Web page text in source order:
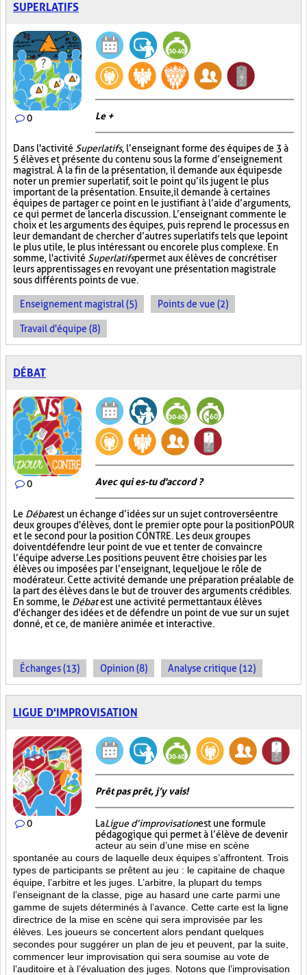
SUPERLATIFS
0 Le +
Dans l'activité Superlatifs, l’enseignant forme des équipes de 3 à
5 élèves et présente du contenu sous la forme d’enseignement
magistral. À la fin de la présentation, il demande aux équipes de
noter un premier superlatif, soit le point qu’ils jugent le plus
important de la présentation. Ensuite, il demande à certaines
équipes de partager ce point en le justifiant à l’aide d’arguments,
ce qui permet de lancer la discussion. L’enseignant commente le
choix et les arguments des équipes, puis reprend le processus en
leur demandant de chercher d’autres superlatifs tels que le point
le plus utile, le plus intéressant ou encore le plus complexe. En
somme, l'activité Superlatifspermet aux élèves de concrétiser
leurs apprentissages en revoyant une présentation magistrale
sous différents points de vue.
Enseignement magistral (5) Points de vue (2)
Travail d'équipe (8)
DÉBAT
0 Avec qui es-tu d'accord ?
Le Débatest un échange d’idées sur un sujet controversé entre
deux groupes d'élèves, dont le premier opte pour la position POUR
et le second pour la position CONTRE. Les deux groupes
doivent défendre leur point de vue et tenter de convaincre
l’équipe adverse. Les positions peuvent être choisies par les
élèves ou imposées par l’enseignant, lequel joue le rôle de
modérateur. Cette activité demande une préparation préalable de
la part des élèves dans le but de trouver des arguments crédibles.
En somme, le Débatest une activité permettant aux élèves
d'échanger des idées et de défendre un point de vue sur un sujet
donné, et ce, de manière animée et interactive.
Échanges (13) Opinion (8) Analyse critique (12)
LIGUE D'IMPROVISATION
0
Prêt pas prêt, j’y vais!
LaLigue d’improvisationest une formule
pédagogique qui permet à l’élève de devenir
acteur au sein d’une mise en scène
spontanée au cours de laquelle deux équipes s’affrontent. Trois
types de participants se prêtent au jeu : le capitaine de chaque
équipe, l’arbitre et les juges. L’arbitre, la plupart du temps
l’enseignant de la classe, pige au hasard une carte parmi une
gamme de sujets déterminés à l’avance. Cette carte est la ligne
directrice de la mise en scène qui sera improvisée par les
élèves. Les joueurs se concertent alors pendant quelques
secondes pour suggérer un plan de jeu et peuvent, par la suite,
commencer leur improvisation qui sera soumise au vote de
l’auditoire et à l’évaluation des juges. Notons que l’improvisation